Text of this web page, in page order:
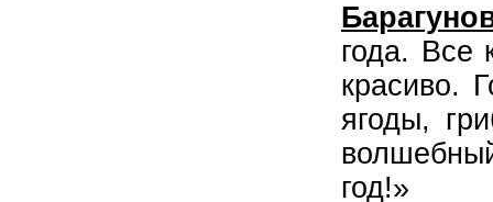
года. Все
красиво.
ягоды,
год!»